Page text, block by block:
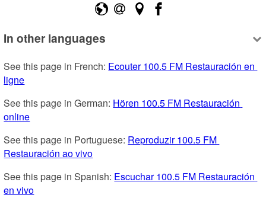
In other languages
See this page in French: Ecouter 100.5 FM Restauración en
ligne
See this page in German: Hören 100.5 FM Restauración
online
See this page in Portuguese: Reproduzir 100.5 FM
Restauración ao vivo
See this page in Spanish: Escuchar 100.5 FM Restauración
en vivo